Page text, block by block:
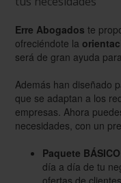
Erre Abogados te
ofreciéndote la
será de gran ayuda
Además han diseñado
que se adaptan a los
empresas. Ahora
necesidades, con un
Paquete
día a día de tu
ofertas de